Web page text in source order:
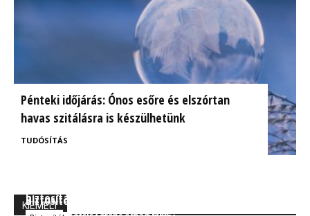
Pénteki időjárás: Ónos esőre és elszórtan
havas szitálásra is készülhetünk
TUDÓSÍTÁS
KIEMELT
biztosítás jövője!
Biztosítónál